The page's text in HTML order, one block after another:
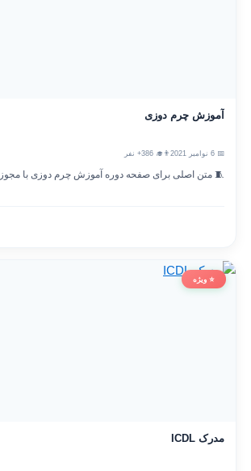
آموزش چرم دوزی
👨‍🎓 386+ نفر
🧵 متن اصلی برای صفحه دوره آموزش چرم دوزی با مجوز
⭐ ویژه
مدرک ICDL